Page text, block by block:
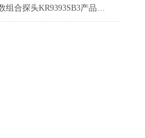
三参数组合探头KR9393SB3产品更新